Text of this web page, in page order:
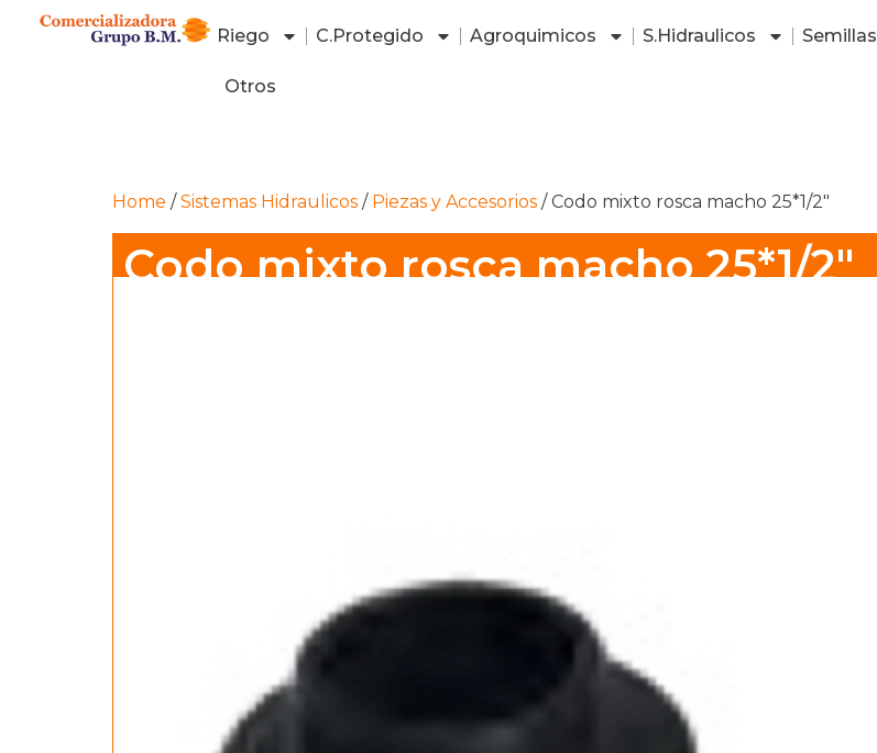
Riego C.Protegido Agroquimicos S.Hidraulicos Semillas
Otros
Home /Sistemas Hidraulicos / Piezas y Accesorios / Codo mixto rosca macho 25*1/2″
Codo mixto rosca macho 25*1/2″